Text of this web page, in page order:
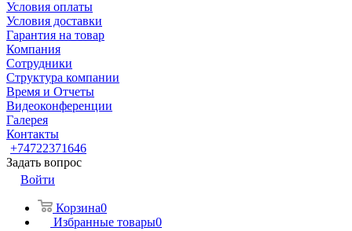
Условия оплаты
Условия доставки
Гарантия на товар
Компания
Сотрудники
Структура компании
Время и Отчеты
Видеоконференции
Галерея
Контакты
+74722371646
Задать вопрос
Войти
Корзина0
Избранные товары0